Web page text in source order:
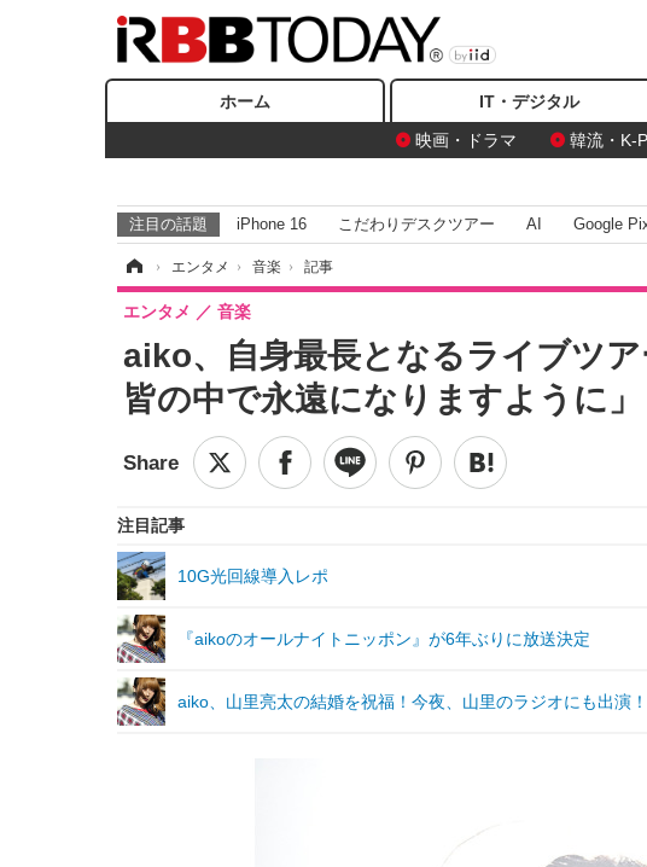
ホーム IT・デジタル
映画・ドラマ
韓流・K-
注目の話題 iPhone 16 こだわりデスクツアー AI Google
› エンタメ › 音楽 › 記事
aiko、自身最長となるライブツ
皆の中で永遠になりますように」
エンタメ 音楽
注目記事
10G光回線導入レポ
『aikoのオールナイトニッポン』が6年ぶりに放送決定
aiko、山里亮太の結婚を祝福！今夜、山里のラジオにも出演！